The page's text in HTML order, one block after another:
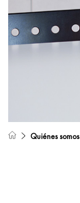
Quiénes somos